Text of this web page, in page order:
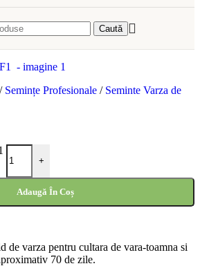
Caută
/ Semințe Profesionale / Seminte Varza de
+
Adaugă În Coș
de varza pentru cultara de vara-toamna si
70 de zile.